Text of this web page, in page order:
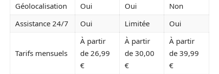
Géolocalisation Oui Oui
Non
Assistance 24/7
Oui Limitée Oui
Tarifs mensuels
À partir
de 26,99
€
À partir
de 30,00
€
À partir
de 39,99
€